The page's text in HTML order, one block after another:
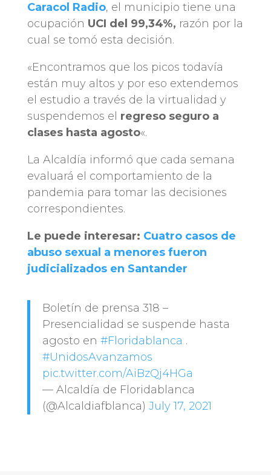
Caracol Radio, el municipio tiene una
ocupación UCI del 99,34%, razón por la
cual se tomó esta decisión.
«Encontramos que los picos todavía
están muy altos y por eso extendemos
el estudio a través de la virtualidad y
suspendemos el regreso seguro a
clases hasta agosto«.
La Alcaldía informó que cada semana
evaluará el comportamiento de la
pandemia para tomar las decisiones
correspondientes.
Le puede interesar: Cuatro casos de
abuso sexual a menores fueron
judicializados en Santander
Boletín de prensa 318 –
Presencialidad se suspende hasta
agosto en #Floridablanca .
#UnidosAvanzamos
pic.twitter.com/AiBzQj4HGa
— Alcaldía de Floridablanca
(@Alcaldiafblanca) July 17, 2021